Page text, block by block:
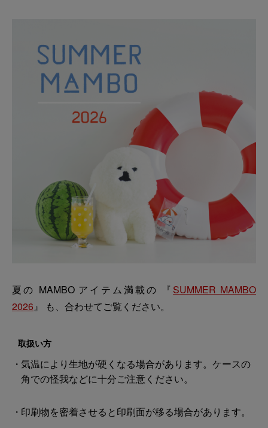
夏の MAMBO アイテム満載の 『 SUMMER MAMBO
2026』 も、合わせてご覧ください。
取扱い方
気温により生地が硬くなる場合があります。ケースの
角での怪我などに十分ご注意ください。
印刷物を密着させると印刷面が移る場合があります。